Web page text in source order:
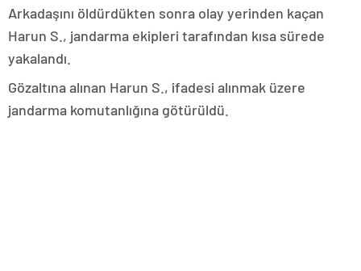
Arkadaşını öldürdükten sonra olay yerinden kaçan
Harun S., jandarma ekipleri tarafından kısa sürede
yakalandı.
Gözaltına alınan Harun S., ifadesi alınmak üzere
jandarma komutanlığına götürüldü.